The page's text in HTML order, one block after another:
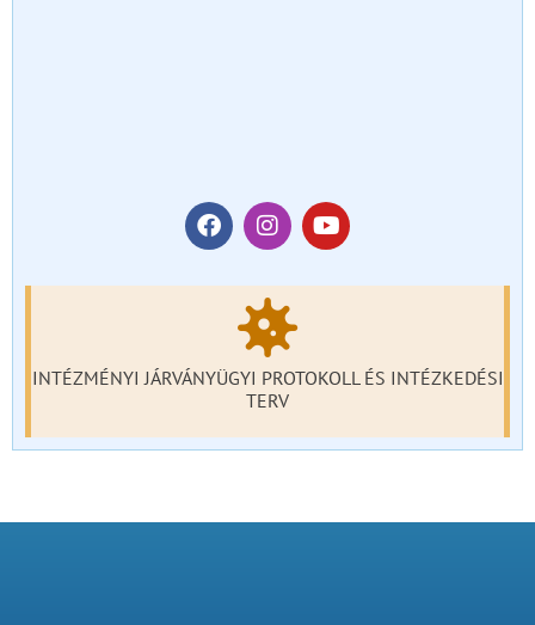
INTÉZMÉNYI JÁRVÁNYÜGYI PROTOKOLL ÉS INTÉZKEDÉSI
TERV